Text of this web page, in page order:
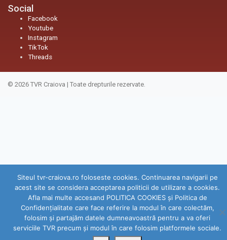
Social
Facebook
Youtube
Instagram
TikTok
Threads
© 2026 TVR Craiova | Toate drepturile rezervate.
Siteul tvr-craiova.ro foloseste cookies. Continuarea navigarii pe
acest site se considera acceptarea politicii de utilizare a cookies.
Afla mai multe accesand POLITICA COOKIES și Politica de
Confidenţialitate care face referire la modul în care colectăm,
folosim şi partajăm datele dumneavoastră pentru a va oferi
serviciile TVR precum şi modul în care folosim platformele sociale.